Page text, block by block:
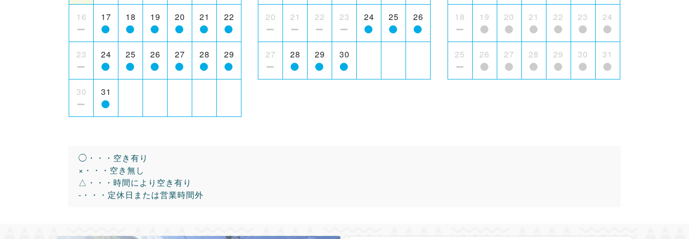
16 17 18 19 20 21 22
23 24 25 26 27 28 29
30 31
20 21 22 23 24 25 26
27 28 29 30
18 19 20 21 22 23 24
25 26 27 28 29 30 31
◯・・・空き有り
×・・・空き無し
△・・・時間により空き有り
-・・・定休日または営業時間外